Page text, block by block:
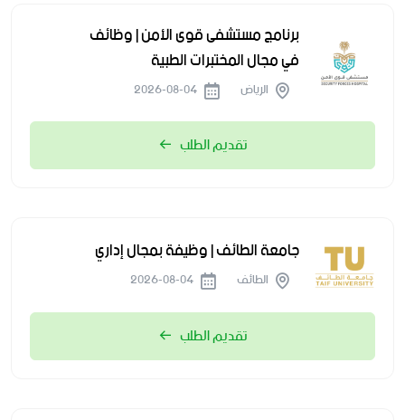
برنامج مستشفى قوى الأمن | وظائف
في مجال المختبرات الطبية
الرياض
تقديم الطلب
جامعة الطائف | وظيفة بمجال إداري
الطائف
تقديم الطلب